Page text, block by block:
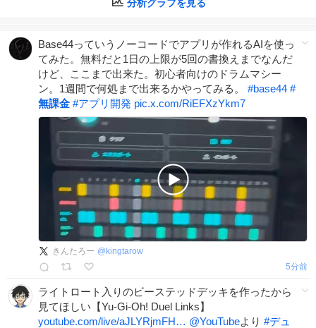
分析グラフを見る
Base44っていうノーコードでアプリが作れるAIを使っ
てみた。無料だと1日の上限が5回の書換えまでなんだ
けど、ここまで出来た。初心者向けのドラムマシー
ン。1週間で何処まで出来るかやってみる。 #base44 #
無課金 #アプリ開発 pic.x.com/RiEFXzYkm7
きんたろー @ kingtarow
5分前
ライトロート入りのビーステッドデッキを作ったから
見てほしい【Yu-Gi-Oh! Duel Links】
youtube.com/live/aJLYRjmFH… @YouTubeより #デュ